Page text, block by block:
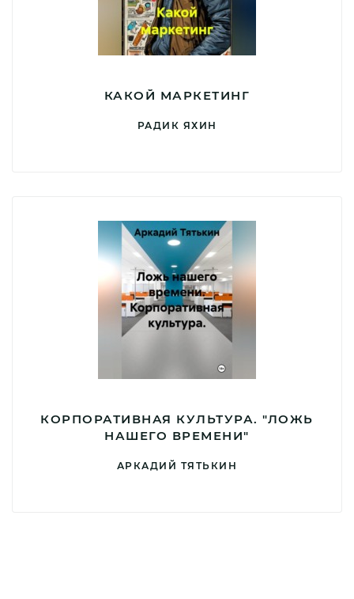
КАКОЙ МАРКЕТИНГ
РАДИК ЯХИН
КОРПОРАТИВНАЯ КУЛЬТУРА. "ЛОЖЬ
НАШЕГО ВРЕМЕНИ"
АРКАДИЙ ТЯТЬКИН